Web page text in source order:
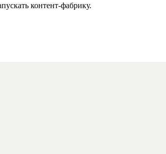
контент-фабрику.